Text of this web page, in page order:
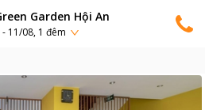
Garden Hội An
11/08, 1 đêm